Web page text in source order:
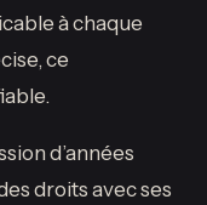
à chaque
ce
d’années
droits avec ses